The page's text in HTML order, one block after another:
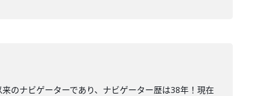
のナビゲーターであり、ナビゲーター歴は38年！現在